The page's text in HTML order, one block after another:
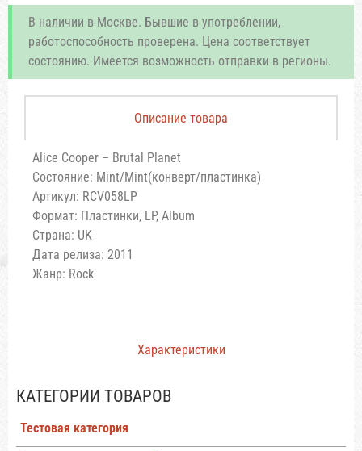
КАТЕГОРИИ ТОВАРОВ
Тестовая категория
В наличии в Москве. Бывшие в употреблении,
работоспособность проверена. Цена соответствует
состоянию. Имеется возможность отправки в регионы.
Описание товара
Характеристики
Alice Cooper – Brutal Planet
Состояние: Mint/Mint(конверт/пластинка)
Артикул: RCV058LP
Формат: Пластинки, LP, Album
Страна: UK
Дата релиза: 2011
Жанр: Rock